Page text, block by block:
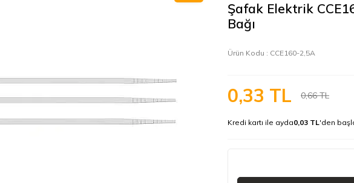
Şafak Elektrik
Bağı
Ürün Kodu : CCE160-2,5A
0,66TL
0,33 TL
Kredi kartı ile ayda0,03 TL'den